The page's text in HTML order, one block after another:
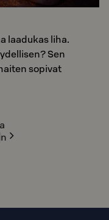
laadukas liha.
Sen
sopivat